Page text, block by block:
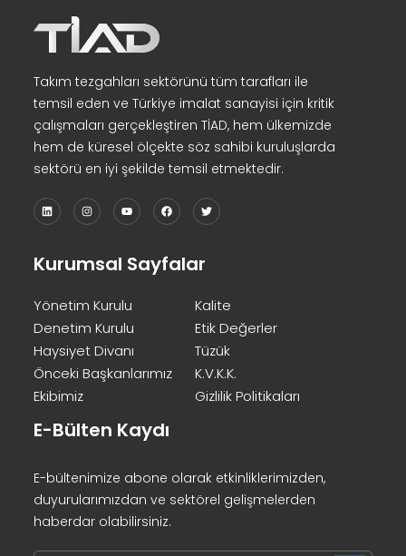
Takım tezgahları sektörünü tüm tarafları ile
temsil eden ve Türkiye imalat sanayisi için kritik
çalışmaları gerçekleştiren TİAD, hem ülkemizde
hem de küresel ölçekte söz sahibi kuruluşlarda
sektörü en iyi şekilde temsil etmektedir.
Kurumsal Sayfalar
Yönetim Kurulu
Denetim Kurulu
Haysiyet Divanı
Önceki Başkanlarımız
Ekibimiz
Kalite
Etik Değerler
Tüzük
K.V.K.K.
Gizlilik Politikaları
E-Bülten Kaydı
E-bültenimize abone olarak etkinliklerimizden,
duyurularımızdan ve sektörel gelişmelerden
haberdar olabilirsiniz.